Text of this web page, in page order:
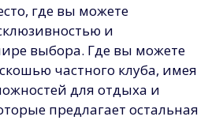
где вы можете
и
выбора. Где вы можете
частного клуба, имея
для отдыха и
предлагает остальная